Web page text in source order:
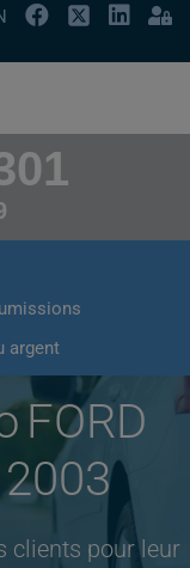
argent
FORD
2003
clients pour leur